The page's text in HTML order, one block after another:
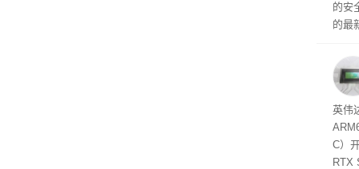
的安
的最
内
以利
并
在线
件是
软件
态
英伟
C）
RTX